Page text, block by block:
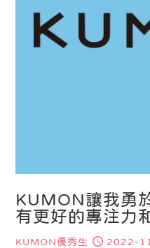
KUMON讓我勇
有更好的專注力
KUMON優秀生 2022-